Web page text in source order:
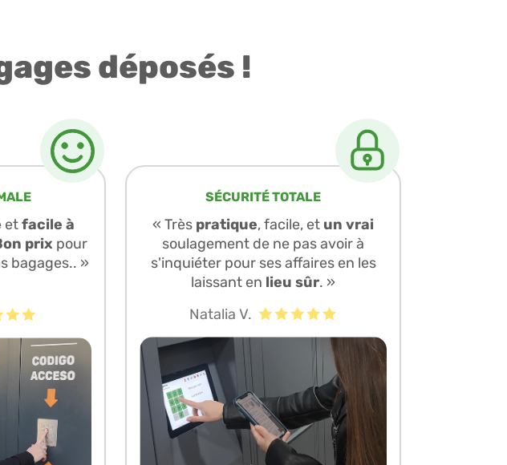
déposés !
etfacile à
prix pour
bagages.. »
SÉCURITÉ TOTALE
« Très pratique, facile, et un vrai
soulagement de ne pas avoir à
s'inquiéter pour ses affaires en les
laissant en lieu sûr. »
Natalia V.